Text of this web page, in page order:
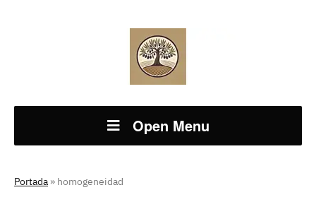
Open Menu
Portada » homogeneidad